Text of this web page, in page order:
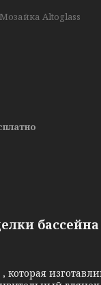
Мозайка Altoglass
бассейна
, которая